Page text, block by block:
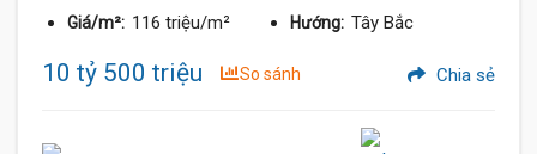
Giá/m²: 116 triệu/m² Hướng: Tây Bắc
10 tỷ 500 triệu So sánh Chia sẻ